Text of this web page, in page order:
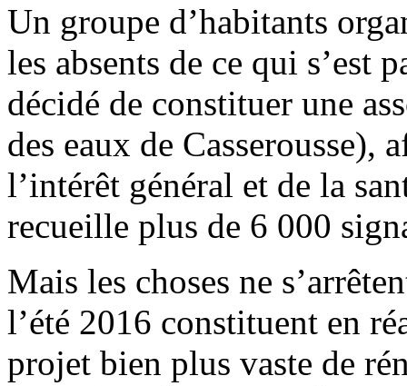
Un groupe d’habitants
les absents de ce qui s’est
décidé de constituer une
des eaux de Casserousse),
l’intérêt général et de la
recueille plus de 6 000
Mais les choses ne
l’été 2016 constituent en
projet bien plus vaste de